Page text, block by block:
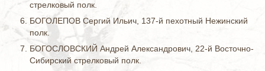
стрелковый полк.
БОГОЛЕПОВ Сергий Ильич, 137-й пехотный Нежинский
полк.
БОГОСЛОВСКИЙ Андрей Александрович, 22-й Восточно-
Сибирский стрелковый полк.